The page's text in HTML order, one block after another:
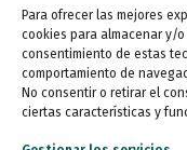
Para ofrecer las mejores
cookies para almacenar y/
consentimiento de estas
comportamiento de
No consentir o retirar el
ciertas características y
Contacto
¡Colabora!